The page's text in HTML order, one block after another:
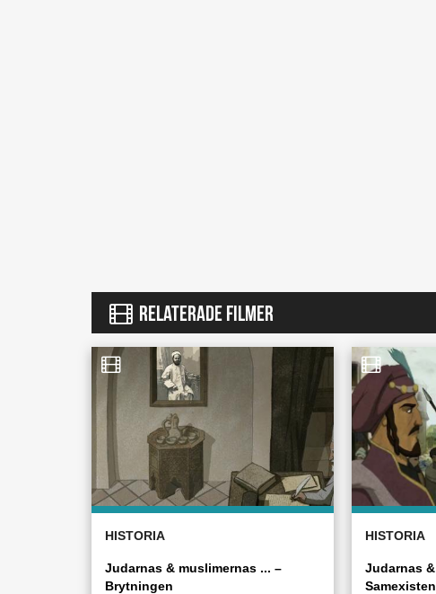
RELATERADE FILMER
HISTORIA
Judarnas & muslimernas ... –
Brytningen
HISTORIA
Judarnas